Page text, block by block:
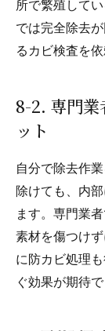
所で繁殖して
では完全除去
るカビ検査を
8-2. 専門業
ット
自分で除去作
除けても、内
ます。専門業
素材を傷つけ
に防カビ処理
ぐ効果が期待で